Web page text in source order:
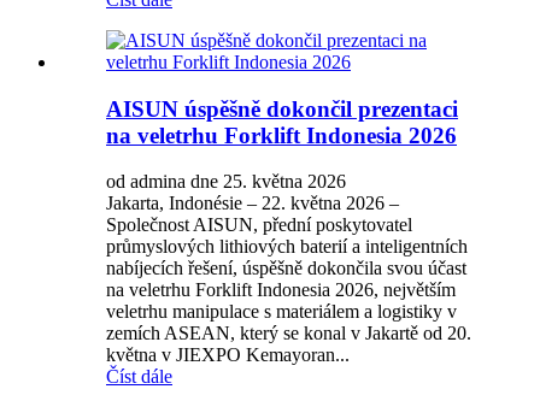
AISUN úspěšně dokončil prezentaci
na veletrhu Forklift Indonesia 2026
od admina dne 25. května 2026
Jakarta, Indonésie – 22. května 2026 –
Společnost AISUN, přední poskytovatel
průmyslových lithiových baterií a inteligentních
nabíjecích řešení, úspěšně dokončila svou účast
na veletrhu Forklift Indonesia 2026, největším
veletrhu manipulace s materiálem a logistiky v
zemích ASEAN, který se konal v Jakartě od 20.
května v JIEXPO Kemayoran...
Číst dále